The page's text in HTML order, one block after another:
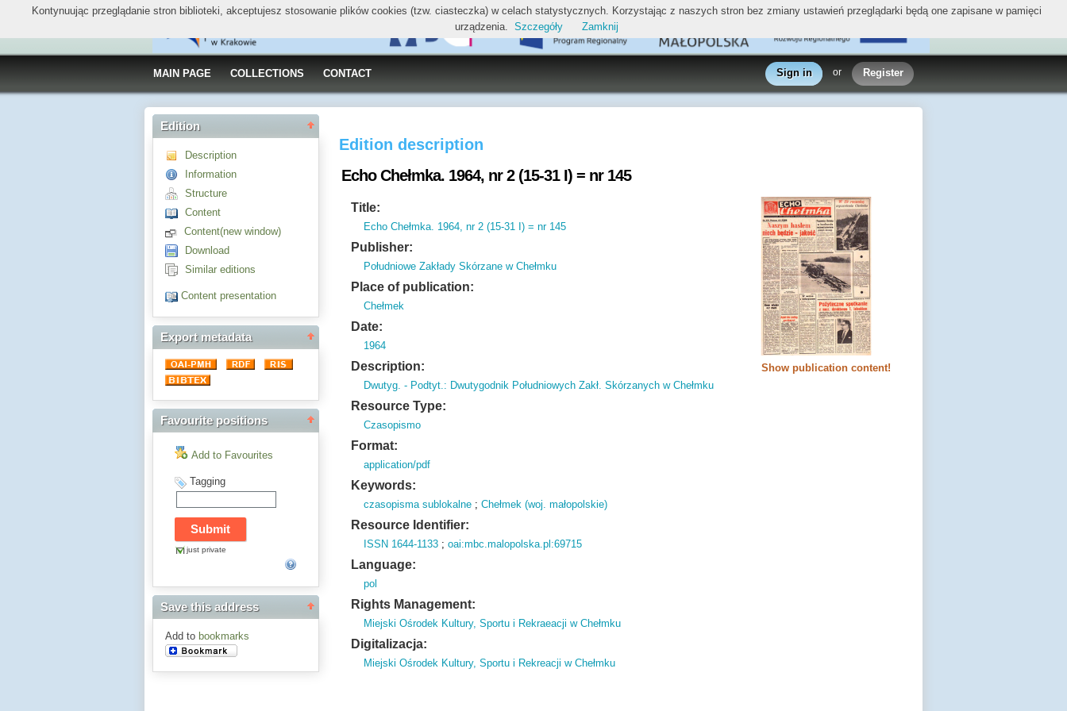
MAIN PAGE COLLECTIONS CONTACT Sign in or Register
Edition
Description
Information
Structure
Content
Content(new window)
Download
Similar editions
Content presentation
Export metadata
Favourite positions
Add to Favourites
Tagging
just private
Save this address
Add to bookmarks
Edition description
Echo Chełmka. 1964, nr 2 (15-31 I) = nr 145
Show publication content!
Title:
Echo Chełmka. 1964, nr 2 (15-31 I) = nr 145
Publisher:
Południowe Zakłady Skórzane w Chełmku
Place of publication:
Chełmek
Date:
1964
Description:
Dwutyg. - Podtyt.: Dwutygodnik Południowych Zakł. Skórzanych w Chełmku
Resource Type:
Czasopismo
Format:
application/pdf
Keywords:
czasopisma sublokalne ;Chełmek (woj. małopolskie)
Resource Identifier:
ISSN 1644-1133 ;oai:mbc.malopolska.pl:69715
Language:
pol
Rights Management:
Miejski Ośrodek Kultury, Sportu i Rekraeacji w Chełmku
Digitalizacja:
Miejski Ośrodek Kultury, Sportu i Rekreacji w Chełmku
Kontynuując przeglądanie stron biblioteki, akceptujesz stosowanie plików cookies (tzw. ciasteczka) w celach statystycznych. Korzystając z naszych stron bez zmiany ustawień przeglądarki będą one zapisane w pamięci
urządzenia. Szczegóły Zamknij